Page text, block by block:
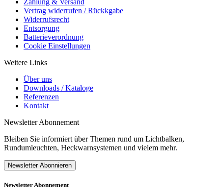
Zahlung & Versand
Vertrag widerrufen / Rückkgabe
Widerrufsrecht
Entsorgung
Batterieverordnung
Cookie Einstellungen
Weitere Links
Über uns
Downloads / Kataloge
Referenzen
Kontakt
Newsletter Abonnement
Bleiben Sie informiert über Themen rund um Lichtbalken,
Rundumleuchten, Heckwarnsystemen und vielem mehr.
Newsletter Abonnieren
Newsletter Abonnement